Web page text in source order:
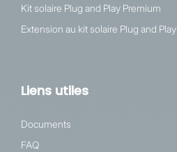
Kit solaire Plug and Play Premium
Extension au kit solaire Plug and Play
Liens utiles
Documents
FAQ